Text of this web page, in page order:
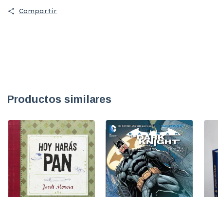
Compartir
Productos similares